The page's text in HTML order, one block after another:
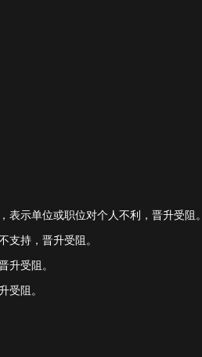
示单位或职位对个人不利，晋升受阻。
支持，晋升受阻。
升受阻。
受阻。